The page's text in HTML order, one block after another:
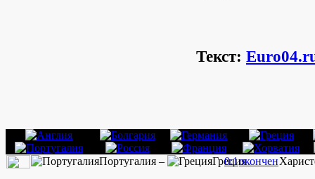
Текст:
Португалия – Греция
0:1окончен